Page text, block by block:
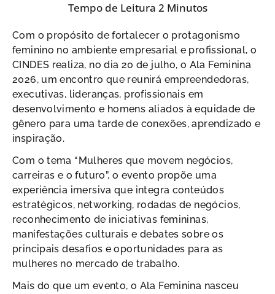
Com o propósito de fortalecer o protagonismo
feminino no ambiente empresarial e profissional, o
CINDES realiza, no dia 20 de julho, o Ala Feminina
2026, um encontro que reunirá empreendedoras,
executivas, lideranças, profissionais em
desenvolvimento e homens aliados à equidade de
gênero para uma tarde de conexões, aprendizado e
inspiração.
Com o tema “Mulheres que movem negócios,
carreiras e o futuro”, o evento propõe uma
experiência imersiva que integra conteúdos
estratégicos, networking, rodadas de negócios,
reconhecimento de iniciativas femininas,
manifestações culturais e debates sobre os
principais desafios e oportunidades para as
mulheres no mercado de trabalho.
Mais do que um evento, o Ala Feminina nasceu